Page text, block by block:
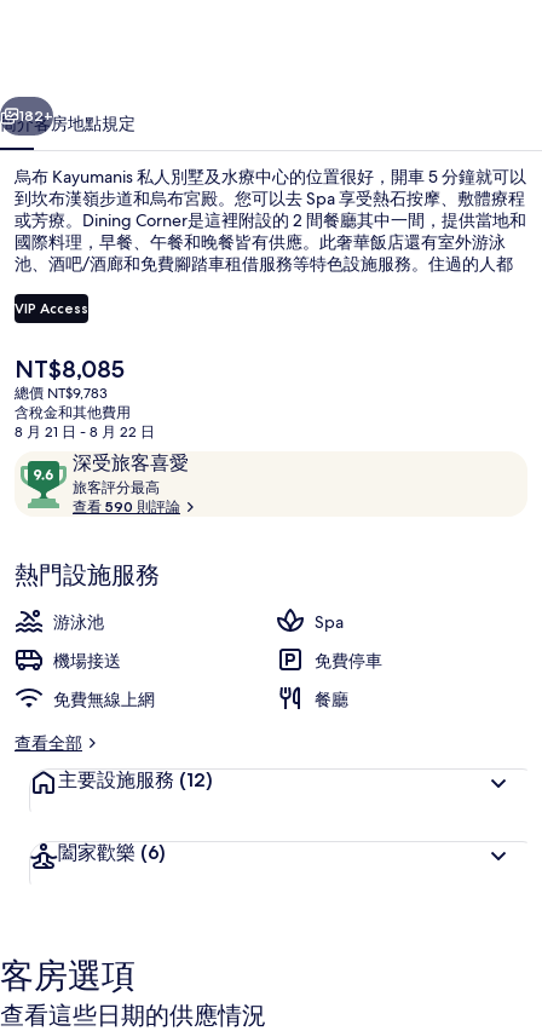
及
水
療
中
心
的
片
集
個 下一個
182+
簡介客房地點規定
烏布 Kayumanis 私人別墅及水療中心的位置很好，開車 5 分鐘就可以
到坎布漢嶺步道和烏布宮殿。您可以去 Spa 享受熱石按摩、敷體療程
或芳療。Dining Corner是這裡附設的 2 間餐廳其中一間，提供當地和
國際料理，早餐、午餐和晚餐皆有供應。此奢華飯店還有室外游泳
池、酒吧/酒廊和免費腳踏車租借服務等特色設施服務。住過的人都
VIP Access
目
前
的
價
是
NT$8,085
NT$8,085
總價 NT$9,783
含稅金和其他費用
8 月 21 日 - 8 月 22 日
評
論
深受旅客喜愛
9.6
分，
滿
10，
深
受
旅
客
喜
旅客評分最高
客
查看 590 則評論
熱門設施服務
游泳池
Spa
機場接送
免費停車
免費無線上網
餐廳
查看全部
主要設施服務 (12)
闔家歡樂 (6)
客房選項
查看這些日期的供應情況